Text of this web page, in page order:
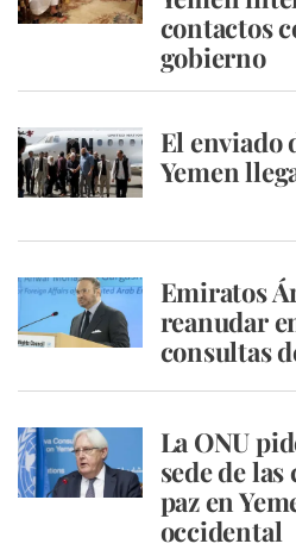
contactos
gobierno
El enviado
Yemen
Emiratos
reanudar
consultas
La ONU
sede de
paz en
occidental